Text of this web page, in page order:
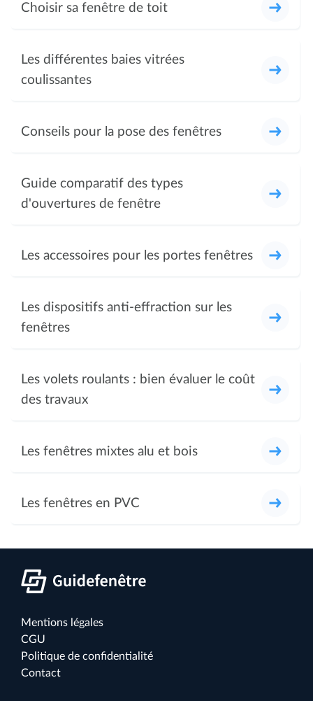
Choisir sa fenêtre de toit
Les différentes baies vitrées
coulissantes
Conseils pour la pose des fenêtres
Guide comparatif des types
d'ouvertures de fenêtre
Les accessoires pour les portes fenêtres
Les dispositifs anti-effraction sur les
fenêtres
Les volets roulants : bien évaluer le coût
des travaux
Les fenêtres mixtes alu et bois
Les fenêtres en PVC
Mentions légales
CGU
Politique de confidentialité
Contact